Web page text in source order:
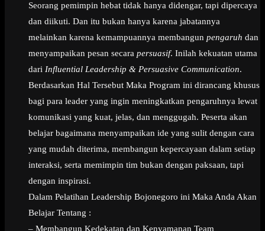
Seorang pemimpin hebat tidak hanya didengar, tapi dipercaya
dan diikuti. Dan itu bukan hanya karena jabatannya
melainkan karena kemampuannya membangun pengaruh dan
menyampaikan pesan secara persuasif. Inilah kekuatan utama
dari Influential Leadership & Persuasive Communication.
Berdasarkan Hal Tersebut Maka Program ini dirancang khusus
bagi para leader yang ingin meningkatkan pengaruhnya lewat
komunikasi yang kuat, jelas, dan menggugah. Peserta akan
belajar bagaimana menyampaikan ide yang sulit dengan cara
yang mudah diterima, membangun kepercayaan dalam setiap
interaksi, serta memimpin tim bukan dengan paksaan, tapi
dengan inspirasi.
Dalam Pelatihan Leadership Bojonegoro ini Maka Anda Akan
Belajar Tentang :
– Membangun Kedekatan dan Kenyamanan Team